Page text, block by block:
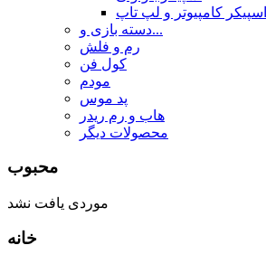
اسپیکر کامپیوتر و لپ تاپ
دسته بازی و...
رم و فلش
کول فن
مودم
پد موس
هاب و رم ریدر
محصولات دیگر
محبوب
موردی یافت نشد
خانه